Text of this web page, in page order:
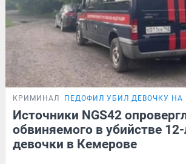
КРИМИНАЛ ПЕДОФИЛ УБИЛ ДЕВОЧКУ
Источники NGS42
обвиняемого в убийстве
девочки в Кемерове